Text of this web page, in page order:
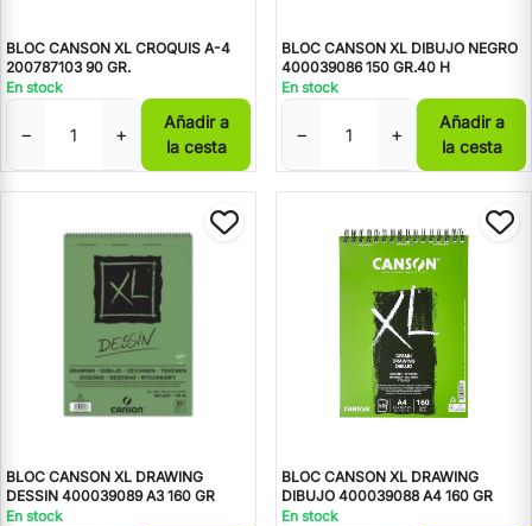
BLOC CANSON XL CROQUIS A-4
200787103 90 GR.
En stock
− +
Añadir a
la cesta
BLOC CANSON XL DIBUJO NEGRO
400039086 150 GR.40 H
En stock
− +
Añadir a
la cesta
BLOC CANSON XL DRAWING
DESSIN 400039089 A3 160 GR
En stock
BLOC CANSON XL DRAWING
DIBUJO 400039088 A4 160 GR
En stock